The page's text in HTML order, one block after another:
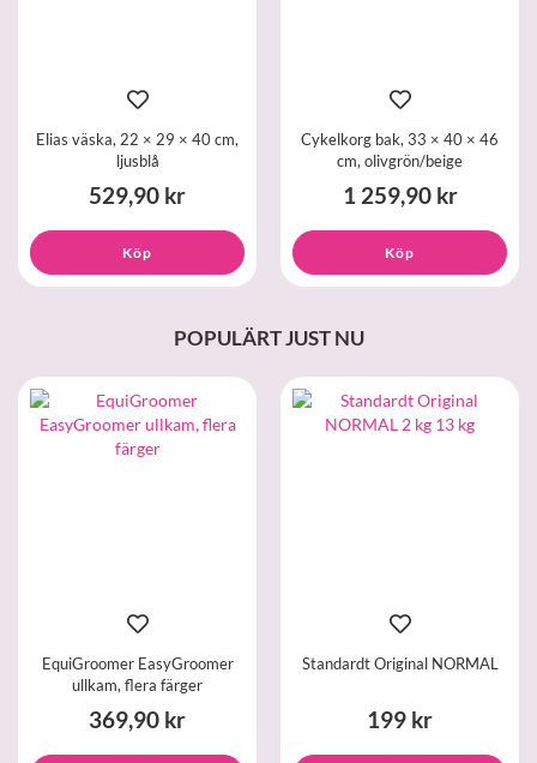
Elias väska, 22 × 29 × 40 cm,
ljusblå
529,90 kr
Köp
Cykelkorg bak, 33 × 40 × 46
cm, olivgrön/beige
1 259,90 kr
Köp
POPULÄRT JUST NU
EquiGroomer EasyGroomer
ullkam, flera färger
369,90 kr
Standardt Original NORMAL
199 kr